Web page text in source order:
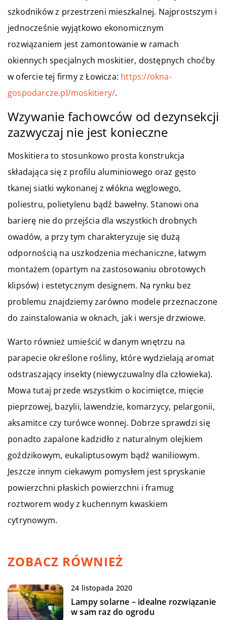
szkodników z przestrzeni mieszkalnej. Najprostszym i
jednocześnie wyjątkowo ekonomicznym
rozwiązaniem jest zamontowanie w ramach
okiennych specjalnych moskitier, dostępnych choćby
w ofercie tej firmy z Łowicza: https://okna-
gospodarcze.pl/moskitiery/.
Wzywanie fachowców od dezynsekcji
zazwyczaj nie jest konieczne
Moskitiera to stosunkowo prosta konstrukcja
składająca się z profilu aluminiowego oraz gęsto
tkanej siatki wykonanej z włókna węglowego,
poliestru, polietylenu bądź bawełny. Stanowi ona
barierę nie do przejścia dla wszystkich drobnych
owadów, a przy tym charakteryzuje się dużą
odpornością na uszkodzenia mechaniczne, łatwym
montażem (opartym na zastosowaniu obrotowych
klipsów) i estetycznym designem. Na rynku bez
problemu znajdziemy zarówno modele przeznaczone
do zainstalowania w oknach, jak i wersje drzwiowe.
Warto również umieścić w danym wnętrzu na
parapecie określone rośliny, które wydzielają aromat
odstraszający insekty (niewyczuwalny dla człowieka).
Mowa tutaj przede wszystkim o kocimiętce, mięcie
pieprzowej, bazylii, lawendzie, komarzycy, pelargonii,
aksamitce czy turówce wonnej. Dobrze sprawdzi się
ponadto zapalone kadzidło z naturalnym olejkiem
goździkowym, eukaliptusowym bądź waniliowym.
Jeszcze innym ciekawym pomysłem jest spryskanie
powierzchni płaskich powierzchni i framug
roztworem wody z kuchennym kwaskiem
cytrynowym.
ZOBACZ RÓWNIEŻ
24 listopada 2020
Lampy solarne – idealne rozwiązanie
w sam raz do ogrodu